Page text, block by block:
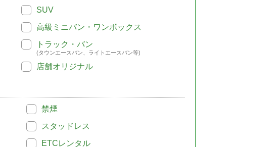
SUV
高級ミニバン・ワンボックス
トラック・バン
(タウンエースバン、ライトエースバン等)
店舗オリジナル
禁煙
スタッドレス
ETCレンタル